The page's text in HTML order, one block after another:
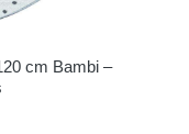
cm Bambi –